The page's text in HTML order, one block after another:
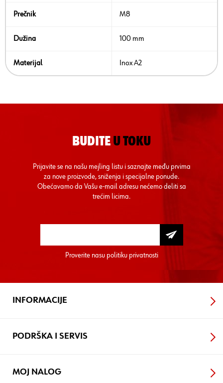
Prečnik M8
Dužina 100 mm
Materijal Inox A2
BUDITE U TOKU
Prijavite se na našu mejling listu i saznajte među prvima
za nove proizvode, sniženja i specijalne ponude.
Obećavamo da Vašu e-mail adresu nećemo deliti sa
trećim licima.
Proverite nasu politiku privatnosti
INFORMACIJE
PODRŠKA I SERVIS
MOJ NALOG